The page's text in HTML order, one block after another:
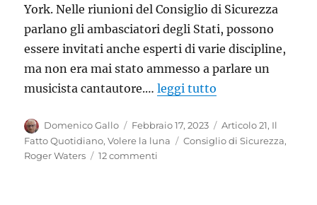
York. Nelle riunioni del Consiglio di Sicurezza
parlano gli ambasciatori degli Stati, possono
essere invitati anche esperti di varie discipline,
ma non era mai stato ammesso a parlare un
musicista cantautore.…leggi tutto
Autore
Domenico Gallo
Pubblicato
il
Febbraio 17, 2023 Categorie
Articolo 21, Il
Fatto Quotidiano,Volere la luna Tag
Consiglio di Sicurezza,
Roger Waters
12 commenti